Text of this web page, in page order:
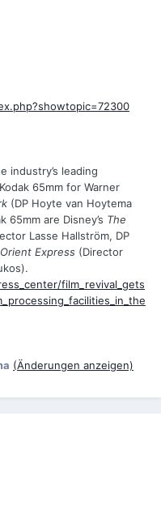
industry’s leading
65mm for Warner
(DP Hoyte van Hoytema
65mm are Disney’s The
Lasse Hallström, DP
Express (Director
film_revival_gets
(Änderungen anzeigen)